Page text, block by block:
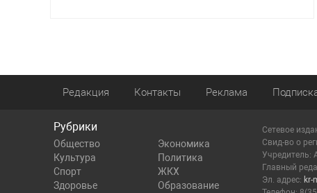
Редакция Контакты Реклама
Рубрики
Общество
Экономика
Культура
Политика
Спорт
ЖКХ
Здоровье
Образование
Сетевое
Cвид-во о
Учредитель:
Главный
Эл. адрес: kr-